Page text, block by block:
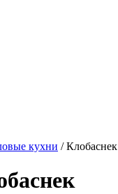
кухни / Клобаснек